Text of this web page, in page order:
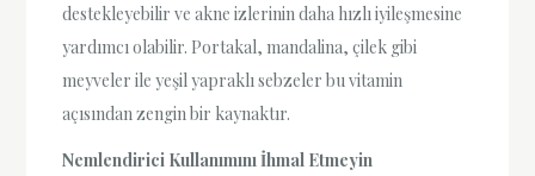
destekleyebilir ve akne izlerinin daha hızlı iyileşmesine
yardımcı olabilir. Portakal, mandalina, çilek gibi
meyveler ile yeşil yapraklı sebzeler bu vitamin
açısından zengin bir kaynaktır.
Nemlendirici Kullanımını İhmal Etmeyin